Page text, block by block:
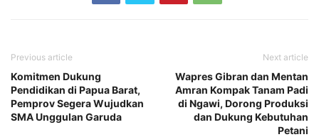
Previous article
Komitmen Dukung
Pendidikan di Papua Barat,
Pemprov Segera Wujudkan
SMA Unggulan Garuda
Next article
Wapres Gibran dan Mentan
Amran Kompak Tanam Padi
di Ngawi, Dorong Produksi
dan Dukung Kebutuhan
Petani